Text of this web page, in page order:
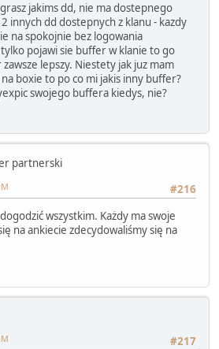
jakims dd, nie ma dostepnego
innych dd dostepnych z klanu - kazdy
na spokojnie bez logowania
pojawi sie buffer w klanie to go
lepszy. Niestety jak juz mam
boxie to po co mi jakis inny buffer?
swojego buffera kiedys, nie?
partnerski
#216
wszystkim. Każdy ma swoje
na ankiecie zdecydowaliśmy się na
#217